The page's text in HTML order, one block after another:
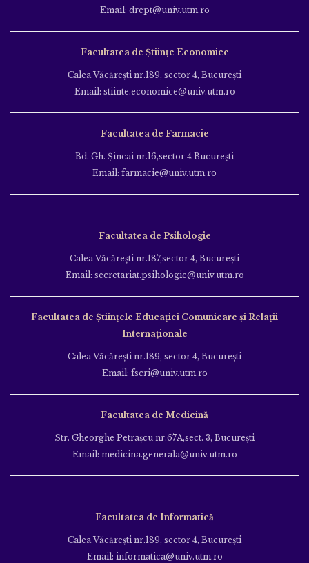
Email: drept@univ.utm.ro
Facultatea de Științe Economice
Calea Văcăreşti nr.189, sector 4, Bucureşti
Email: stiinte.economice@univ.utm.ro
Facultatea de Farmacie
Bd. Gh. Şincai nr.16,sector 4 Bucureşti
Email: farmacie@univ.utm.ro
Facultatea de Psihologie
Calea Văcăreşti nr.187,sector 4, Bucureşti
Email: secretariat.psihologie@univ.utm.ro
Facultatea de Ştiinţele Educației Comunicare și Relații
Internaționale
Calea Văcăreşti nr.189, sector 4, Bucureşti
Email: fscri@univ.utm.ro
Facultatea de Medicină
Str. Gheorghe Petraşcu nr.67A,sect. 3, Bucureşti
Email: medicina.generala@univ.utm.ro
Facultatea de Informatică
Calea Văcăreşti nr.189, sector 4, Bucureşti
Email: informatica@univ.utm.ro